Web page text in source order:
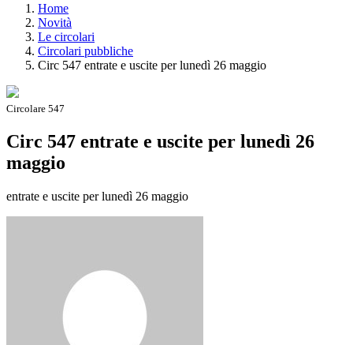
Home
Novità
Le circolari
Circolari pubbliche
Circ 547 entrate e uscite per lunedì 26 maggio
Circolare 547
Circ 547 entrate e uscite per lunedì 26
maggio
entrate e uscite per lunedì 26 maggio